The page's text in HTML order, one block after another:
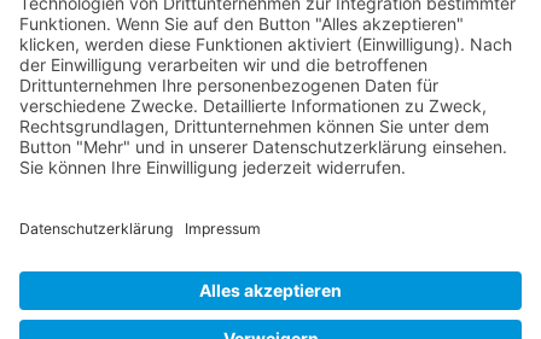
Downloads
Weitere Seiten
Händlerbereich
Impressum|Datenschutz|Cookie-Einstellungen